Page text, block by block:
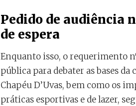
Pedido de audiência
de espera
Enquanto isso, o requerimento
pública para debater as bases
Chapéu D’Uvas, bem como os
práticas esportivas e de lazer,